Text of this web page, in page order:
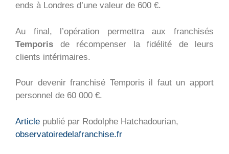
ends à Londres d’une valeur de 600 €.
Au final, l’opération permettra aux franchisés
Temporis de récompenser la fidélité de leurs
clients intérimaires.
Pour devenir franchisé Temporis il faut un apport
personnel de 60 000 €.
Article publié par Rodolphe Hatchadourian,
observatoiredelafranchise.fr